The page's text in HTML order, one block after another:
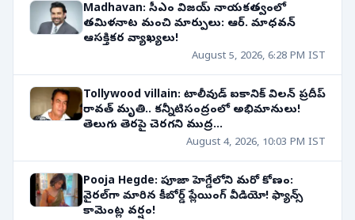
Madhavan: సీఎం విజయ్ నాయకత్వంలో
తమిళనాట మంచి మార్పులు: ఆర్. మాధవన్
ఆసక్తికర వ్యాఖ్యలు!
August 5, 2026, 6:28 PM IST
Tollywood villain: టాలీవుడ్ ఐకానిక్ విలన్ ప్రదీప్
రావత్ మృతి.. కన్నీటిసంద్రంలో అభిమానులు!
తెలుగు తెరపై చెరగని ముద్ర...
August 4, 2026, 10:03 PM IST
Pooja Hegde: పూజా హెగ్డేలోని మరో కోణం:
వైరల్‌గా మారిన కీబోర్డ్ ప్లేయింగ్ వీడియో! ఫ్యాన్స్
కామెంట్ల వర్షం!